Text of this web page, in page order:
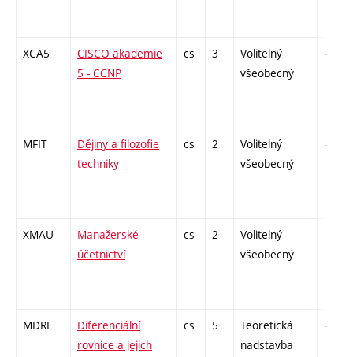
XCA5
CISCO akademie
5 - CCNP
cs 3
Volitelný
všeobecný
-
MFIT
Dějiny a filozofie
techniky
cs 2
Volitelný
všeobecný
-
XMAU
Manažerské
účetnictví
cs 2
Volitelný
všeobecný
-
MDRE
Diferenciální
rovnice a jejich
cs 5
Teoretická
nadstavba
-